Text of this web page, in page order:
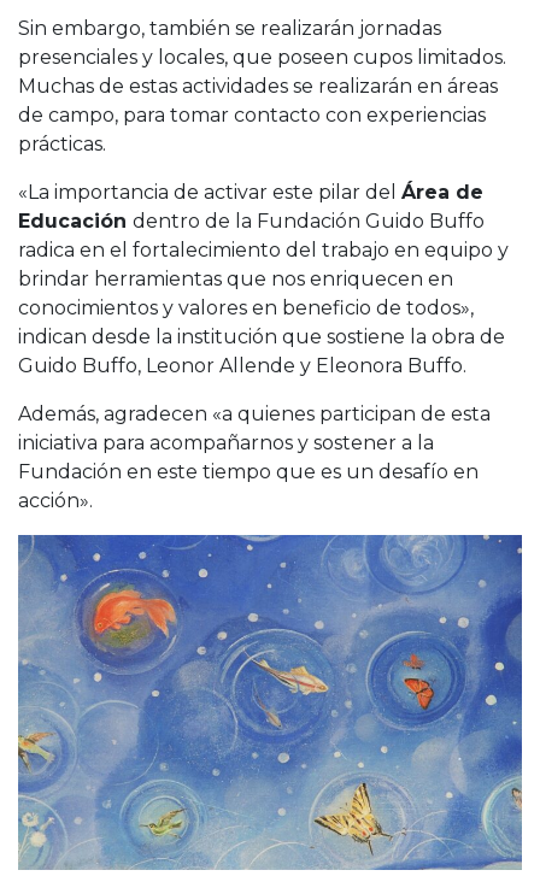
Sin embargo, también se realizarán jornadas
presenciales y locales, que poseen cupos limitados.
Muchas de estas actividades se realizarán en áreas
de campo, para tomar contacto con experiencias
prácticas.
«La importancia de activar este pilar del Área de
Educación dentro de la Fundación Guido Buffo
radica en el fortalecimiento del trabajo en equipo y
brindar herramientas que nos enriquecen en
conocimientos y valores en beneficio de todos»,
indican desde la institución que sostiene la obra de
Guido Buffo, Leonor Allende y Eleonora Buffo.
Además, agradecen «a quienes participan de esta
iniciativa para acompañarnos y sostener a la
Fundación en este tiempo que es un desafío en
acción».